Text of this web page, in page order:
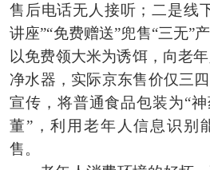
售后电话无人接听；二是线
讲座”“免费赠送”兜售“三无”
以免费领大米为诱饵，向老
净水器，实际京东售价仅三
宣传，将普通食品包装为“
董”，利用老年人信息识别
售。